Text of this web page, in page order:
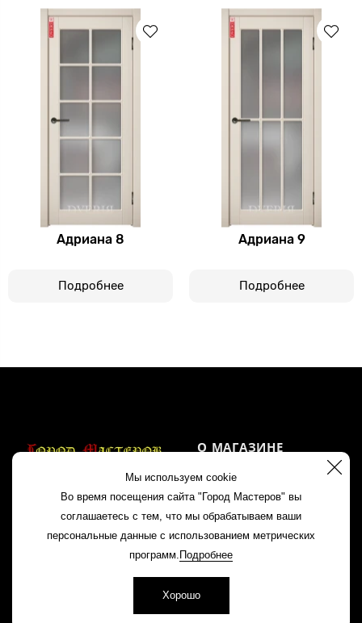
Адриана 8
Подробнее
Адриана 9
Подробнее
Мы используем cookie
Во время посещения сайта "Город Мастеров" вы
соглашаетесь с тем, что мы обрабатываем ваши
персональные данные с использованием метрических
программ. Подробнее
Хорошо
8 (83145) 2 11 85
О МАГАЗИНЕ
Акции
Контакты
Политика
конфиденциальности